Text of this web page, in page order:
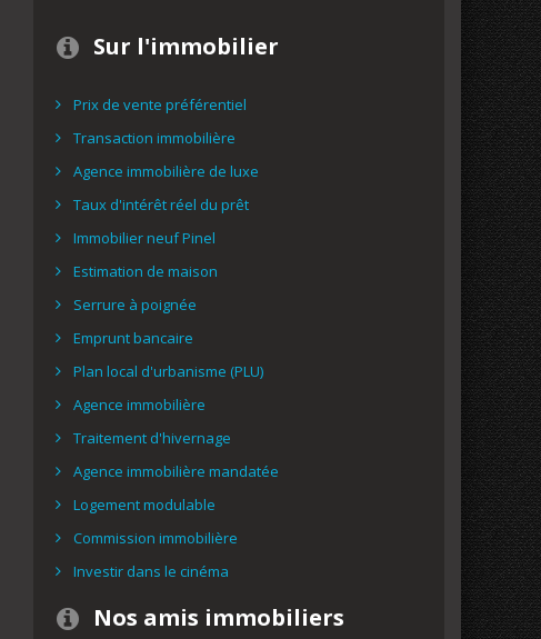
Sur l'immobilier
Prix de vente préférentiel
Transaction immobilière
Agence immobilière de luxe
Taux d'intérêt réel du prêt
Immobilier neuf Pinel
Estimation de maison
Serrure à poignée
Emprunt bancaire
Plan local d'urbanisme (PLU)
Agence immobilière
Traitement d'hivernage
Agence immobilière mandatée
Logement modulable
Commission immobilière
Investir dans le cinéma
Nos amis immobiliers